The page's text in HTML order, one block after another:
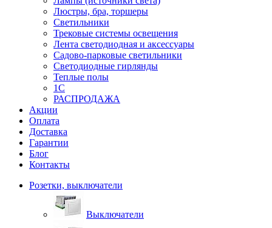
Люстры, бра, торшеры
Светильники
Трековые системы освещения
Лента светодиодная и аксессуары
Садово-парковые светильники
Светодиодные гирлянды
Теплые полы
1С
РАСПРОДАЖА
Акции
Оплата
Доставка
Гарантии
Блог
Контакты
Розетки, выключатели
Выключатели